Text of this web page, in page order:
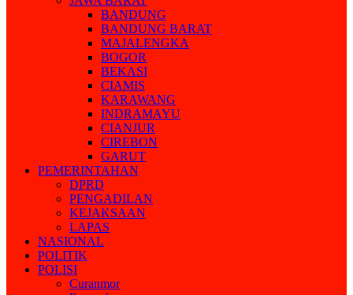
BANDUNG
BANDUNG BARAT
MAJALENGKA
BOGOR
BEKASI
CIAMIS
KARAWANG
INDRAMAYU
CIANJUR
CIREBON
GARUT
PEMERINTAHAN
DPRD
PENGADILAN
KEJAKSAAN
LAPAS
NASIONAL
POLITIK
POLISI
Curanmor